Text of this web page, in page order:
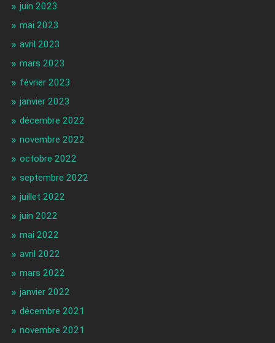
juin 2023
mai 2023
avril 2023
mars 2023
février 2023
janvier 2023
décembre 2022
novembre 2022
octobre 2022
septembre 2022
juillet 2022
juin 2022
mai 2022
avril 2022
mars 2022
janvier 2022
décembre 2021
novembre 2021